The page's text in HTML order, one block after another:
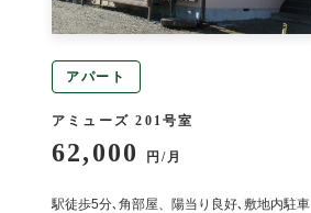
アパート
アミューズ 201号室
62,000 円/月
駅徒歩5分､角部屋、陽当り良好､敷地内駐車